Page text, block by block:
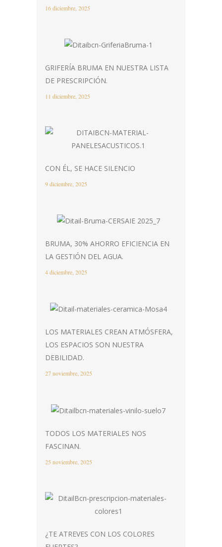
16 diciembre, 2025
GRIFERÍA BRUMA EN NUESTRA LISTA
DE PRESCRIPCIÓN.
11 diciembre, 2025
CON ÉL, SE HACE SILENCIO
9 diciembre, 2025
BRUMA, 30% AHORRO EFICIENCIA EN
LA GESTIÓN DEL AGUA.
4 diciembre, 2025
LOS MATERIALES CREAN ATMÓSFERA,
LOS ESPACIOS SON NUESTRA
DEBILIDAD.
27 noviembre, 2025
TODOS LOS MATERIALES NOS
FASCINAN.
25 noviembre, 2025
¿TE ATREVES CON LOS COLORES